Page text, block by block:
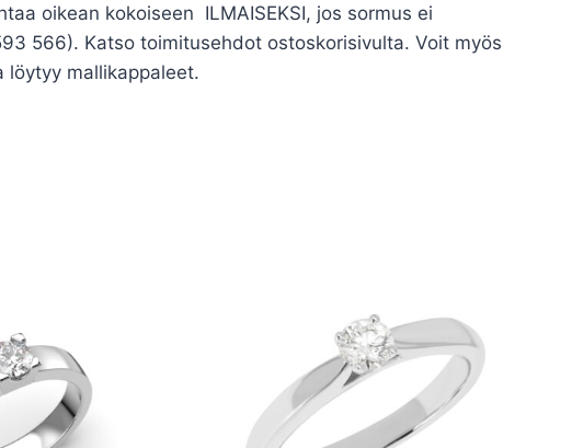
oikean kokoiseen ILMAISEKSI, jos sormus ei
566). Katso toimitusehdot ostoskorisivulta. Voit myös
löytyy mallikappaleet.